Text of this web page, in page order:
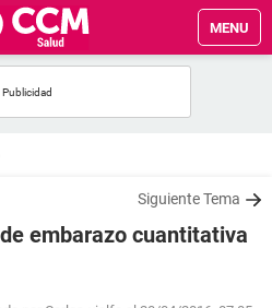
MENU
Siguiente Tema
embarazo cuantitativa